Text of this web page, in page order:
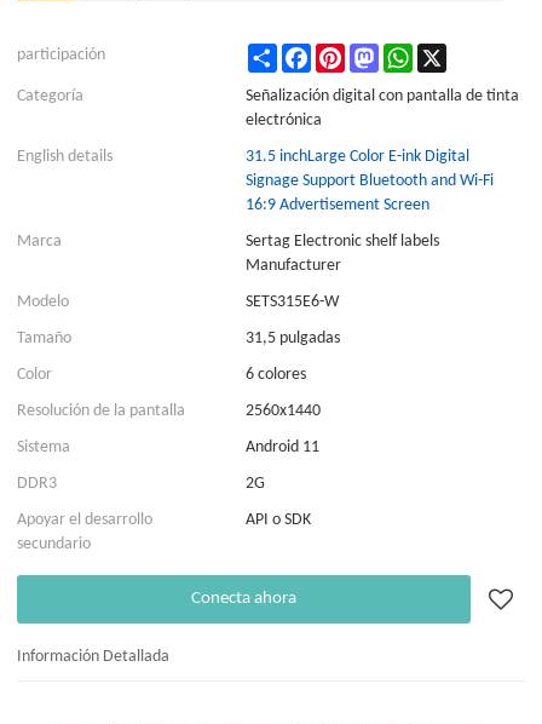
participación Share FacebookPinterestMastodonWhatsApp
Categoría
Señalización digital con pantalla de tinta
electrónica
English details
31.5 inchLarge Color E-ink Digital
Signage Support Bluetooth and Wi-Fi
16:9 Advertisement Screen
Marca
Sertag Electronic shelf labels
Manufacturer
Modelo
SETS315E6-W
Tamaño
31,5 pulgadas
Color
6 colores
Resolución de la pantalla
2560x1440
Sistema
Android 11
DDR3
2G
Apoyar el desarrollo
secundario
API o SDK
Conecta ahora
Información Detallada